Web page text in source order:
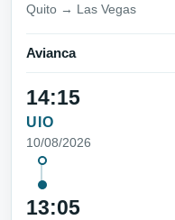
Quito → Las Vegas
Avianca
14:15
UIO
10/08/2026
13:05